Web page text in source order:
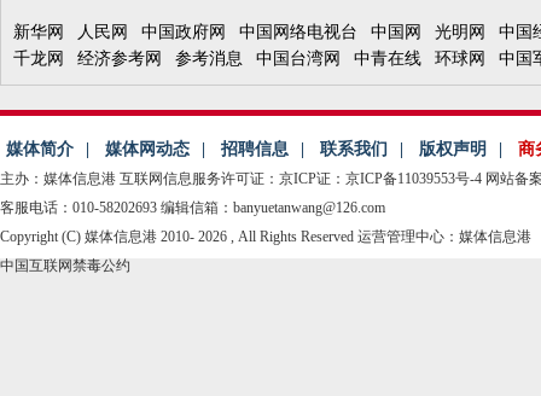
新华网 人民网 中国政府网 中国网络电视台 中国网 光明网
中国
千龙网
经济参考网 参考消息 中国台湾网 中青在线 环球网 中国
媒体简介 媒体网动态 招聘信息 联系我们 版权声明 商
主办：媒体信息港 互联网信息服务许可证：京ICP证：京ICP备11039553号-4 网站备
客服电话：010-58202693 编辑信箱：banyuetanwang@126.com
Copyright (C) 媒体信息港 2010- 2026 , All Rights Reserved 运营管理中心：媒体信息港
中国互联网禁毒公约